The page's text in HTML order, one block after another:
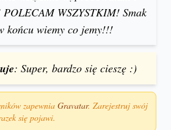
POLECAM WSZYSTKIM! Smak
końcu wiemy co jemy!!!
: Super, bardzo się cieszę :)
zapewnia Gravatar. Zarejestruj swój
się pojawi.